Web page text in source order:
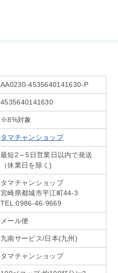
AA0230-4535640141630-P
4535640141630
※8%対象
タマチャンショップ
最短2～5日営業日以内で発送
（休業日を除く)
タマチャンショップ
宮崎県都城市平江町44-3
TEL:0986-46-9669
メール便
九南サービス/日本(九州)
タマチャンショップ